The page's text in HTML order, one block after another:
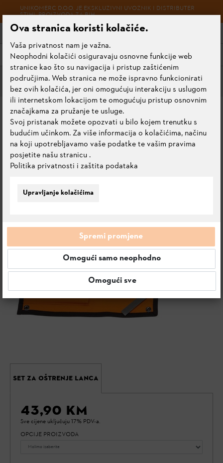
UNIKOMERC D.O.O. JE EKSKLUZIVNI UVOZNIK I DISTRIBUTER
STIHL PROIZVODA ZA BIH
Meni
Alati za održavanje reznih garnitura i pribor
SET ZA OŠTRENJE LANCA
0.0 Ocijeni ovaj proizvod
SET ZA OŠTRENJE LANCA
43,90 KM
Sve cijene uključuju 17% PDV-a.
OPCIJE PROIZVODA
Upravljanje kolačićima
Ova stranica koristi kolačiće.
Vaša privatnost nam je važna.
Neophodni kolačići osiguravaju osnovne funkcije web
stranice kao što su navigacija i pristup zaštićenim
područjima. Web stranica ne može ispravno funkcionirati
bez ovih kolačića, jer oni omogućuju interakciju s uslugom
ili internetskom lokacijom te omogućuju pristup osnovnim
značajkama za pružanje te usluge.
Svoj pristanak možete opozvati u bilo kojem trenutku s
budućim učinkom. Za više informacija o kolačićima, načinu
na koji upotrebljavamo vaše podatke te vašim pravima
posjetite našu stranicu
Politika privatnosti i zaštita podataka
.
Spremi promjene
Omogući samo neophodno
Omogući sve